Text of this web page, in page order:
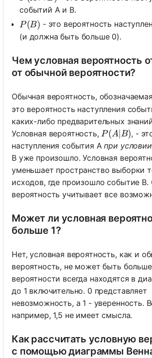
вопрос
событий A и B.
P(B)
P(B) - это вероятность
(и должна быть больше 0).
Чем условная вероятность
от обычной вероятности?
Обычная вероятность,
это вероятность наступления
каких-либо предварительных
Условная вероятность, P(A|B)
P (A∣ B), -
наступления события Aпри условии
B уже произошло. Условная
уменьшает пространство выборки
исходов, где произошло событие B.
вероятность учитывает все
Может ли условная
больше 1?
Нет, условная вероятность, как и
вероятность, не может быть больше
вероятности всегда находятся в
до 1 включительно. 0 представляет
невозможность, а 1 - уверенность.
например, 1,5 не имеет смысла.
Как рассчитать условную
с помощью диаграммы